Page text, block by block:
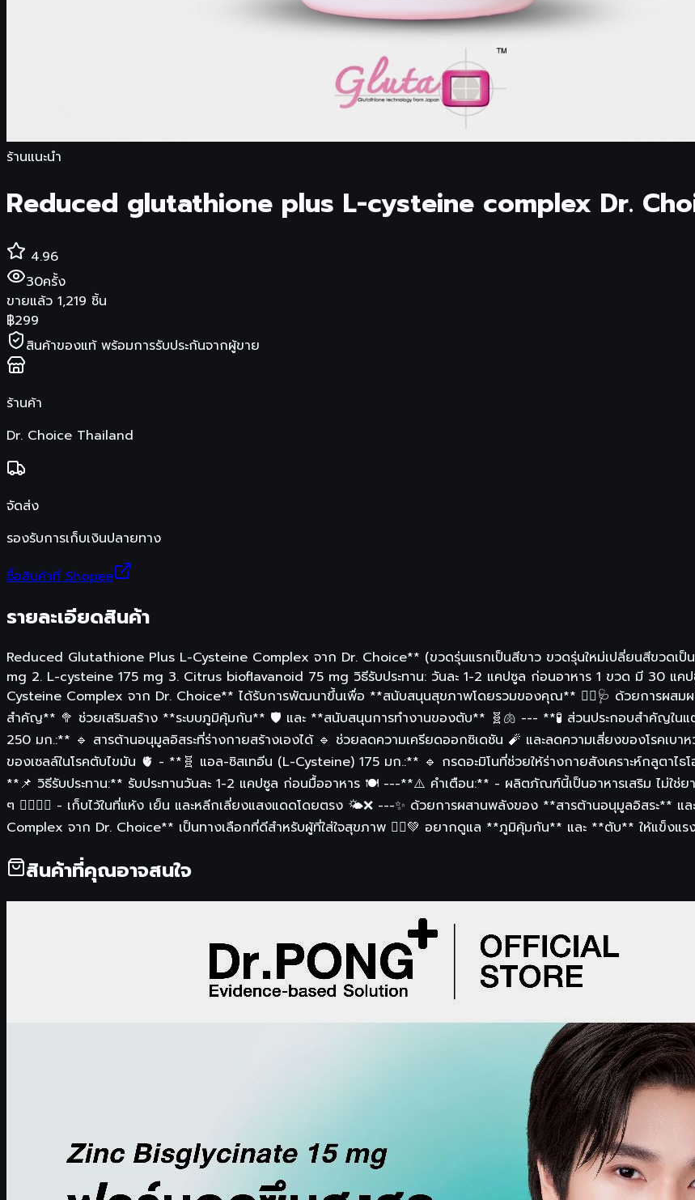
ร้านแนะนำ
Reduced glutathione plus L-cysteine complex Dr.
4.96
30ครั้ง
ขายแล้ว 1,219 ชิ้น
฿299
สินค้าของแท้ พร้อมการรับประกันจากผู้ขาย
ร้านค้า
Dr. Choice Thailand
จัดส่ง
รองรับการเก็บเงินปลายทาง
ซื้อสินค้าที่ Shopee
รายละเอียดสินค้า
Reduced Glutathione Plus L-Cysteine Complex จาก Dr. Choice** (ขวดรุ่นแรกเป็นสีขาว ขวดรุ่นใหม่เปลี่ยนสีขวด
mg 2. L-cysteine 175 mg 3. Citrus bioflavanoid 75 mg วิธีรับประทาน: วันละ 1-2 แคปซูล ก่อนอาหาร 1 ขวด มี 30
Cysteine Complex จาก Dr. Choice** ได้รับการพัฒนาขึ้นเพื่อ **สนับสนุนสุขภาพโดยรวมของคุณ** 🧘‍♀️🩺 ด้วยการผสมผ
สำคัญ** 🥦 ช่วยเสริมสร้าง **ระบบภูมิคุ้มกัน** 🛡️ และ **สนับสนุนการทำงานของตับ** 🧬🫁 --- **🧪 ส่วนประกอบสำคัญใน
250 มก.:** 🔹 สารต้านอนุมูลอิสระที่ร่างกายสร้างเองได้ 🔹 ช่วยลดความเครียดออกซิเดชัน 🧨 และลดความเสี่ยงของโรคเ
ของเซลล์ในโรคตับไขมัน 🫀 - **🧬 แอล-ซิสเทอีน (L-Cysteine) 175 มก.:** 🔹 กรดอะมิโนที่ช่วยให้ร่างกายสังเคราะห์กลูตาไ
**📌 วิธีรับประทาน:** รับประทานวันละ 1-2 แคปซูล ก่อนมื้ออาหาร 🍽️ ---**⚠️ คำเตือน:** - ผลิตภัณฑ์นี้เป็นอาหารเสริม ไม่ใช่ย
ๆ 👨‍⚕️👩‍⚕️ - เก็บไว้ในที่แห้ง เย็น และหลีกเลี่ยงแสงแดดโดยตรง 🌤️❌ ---✨ ด้วยการผสานพลังของ **สารต้านอนุมูลอิสระ
Complex จาก Dr. Choice** เป็นทางเลือกที่ดีสำหรับผู้ที่ใส่ใจสุขภาพ 🧘‍♂️💚 อยากดูแล **ภูมิคุ้มกัน** และ **ตับ** ให้แข็งแร
สินค้าที่คุณอาจสนใจ